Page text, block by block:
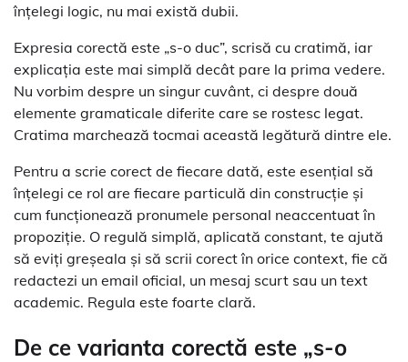
înțelegi logic, nu mai există dubii.
Expresia corectă este „s-o duc”, scrisă cu cratimă, iar
explicația este mai simplă decât pare la prima vedere.
Nu vorbim despre un singur cuvânt, ci despre două
elemente gramaticale diferite care se rostesc legat.
Cratima marchează tocmai această legătură dintre ele.
Pentru a scrie corect de fiecare dată, este esențial să
înțelegi ce rol are fiecare particulă din construcție și
cum funcționează pronumele personal neaccentuat în
propoziție. O regulă simplă, aplicată constant, te ajută
să eviți greșeala și să scrii corect în orice context, fie că
redactezi un email oficial, un mesaj scurt sau un text
academic. Regula este foarte clară.
De ce varianta corectă este „s-o